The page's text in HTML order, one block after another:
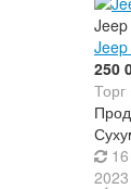
Jeep
Jeep
250
2023